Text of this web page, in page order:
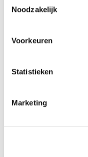
Noodzakelijk
Voorkeuren
Statistieken
MarketingPersoonlijke
vakkundige